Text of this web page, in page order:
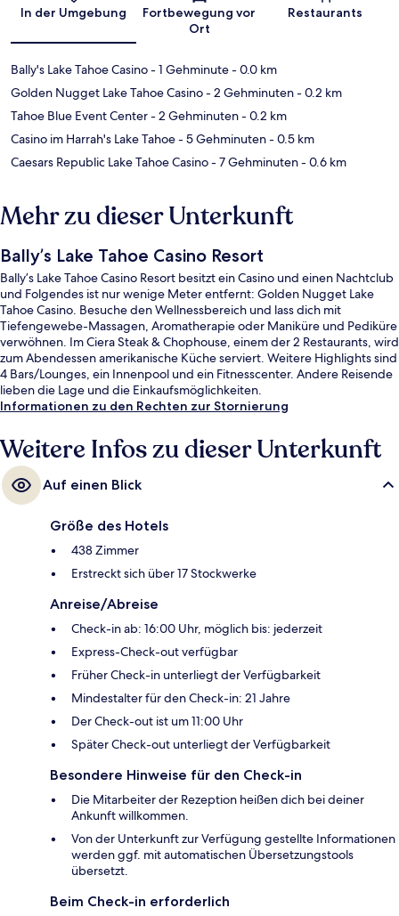
In der Umgebung
Fortbewegung vor
Ort
Restaurants
Bally's Lake Tahoe Casino- 1 Gehminute- 0.0 km
Golden Nugget Lake Tahoe Casino- 2 Gehminuten- 0.2 km
Tahoe Blue Event Center- 2 Gehminuten- 0.2 km
Casino im Harrah's Lake Tahoe- 5 Gehminuten- 0.5 km
Caesars Republic Lake Tahoe Casino- 7 Gehminuten- 0.6 km
Mehr zu dieser Unterkunft
Bally’s Lake Tahoe Casino Resort
Bally’s Lake Tahoe Casino Resort besitzt ein Casino und einen Nachtclub
und Folgendes ist nur wenige Meter entfernt: Golden Nugget Lake
Tahoe Casino. Besuche den Wellnessbereich und lass dich mit
Tiefengewebe-Massagen, Aromatherapie oder Maniküre und Pediküre
verwöhnen. Im Ciera Steak & Chophouse, einem der 2 Restaurants, wird
zum Abendessen amerikanische Küche serviert. Weitere Highlights sind
4 Bars/Lounges, ein Innenpool und ein Fitnesscenter. Andere Reisende
lieben die Lage und die Einkaufsmöglichkeiten.
Informationen zu den Rechten zur Stornierung
Weitere Infos zu dieser Unterkunft
Auf einen Blick
Größe des Hotels
438 Zimmer
Erstreckt sich über 17 Stockwerke
Anreise/Abreise
Check-in ab: 16:00 Uhr, möglich bis: jederzeit
Express-Check-out verfügbar
Früher Check-in unterliegt der Verfügbarkeit
Mindestalter für den Check-in: 21 Jahre
Der Check-out ist um 11:00 Uhr
Später Check-out unterliegt der Verfügbarkeit
Besondere Hinweise für den Check-in
Die Mitarbeiter der Rezeption heißen dich bei deiner
Ankunft willkommen.
Von der Unterkunft zur Verfügung gestellte Informationen
werden ggf. mit automatischen Übersetzungstools
übersetzt.
Beim Check-in erforderlich